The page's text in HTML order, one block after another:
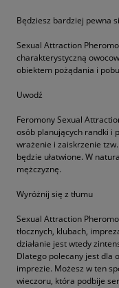
Będziesz bardziej pewna
Sexual Attraction
charakterystyczną
obiektem pożądania i
Uwodź
Feromony Sexual
osób planujących randki i
wrażenie i zaiskrzenie
będzie ułatwione. W
mężczyznę.
Wyróżnij się z tłumu
Sexual Attraction
tłocznych, klubach,
działanie jest wtedy
Dlatego polecany jest dla
imprezie. Możesz w ten
wieczoru, która podbije